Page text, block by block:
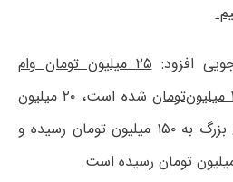
افزود:
۲۵ میلیون تومان وام
شده است، ۲۰ میلیون
وام ودیعه مسکن شهرهای بزرگ به ۱۵۰ میلیون تومان رسیده و